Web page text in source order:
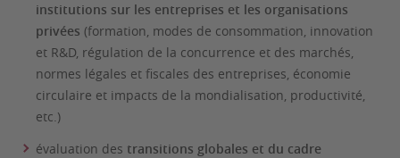
institutions sur les entreprises et les organisations
privées (formation, modes de consommation, innovation
et R&D, régulation de la concurrence et des marchés,
normes légales et fiscales des entreprises, économie
circulaire et impacts de la mondialisation, productivité,
etc.)
évaluation des transitions globales et du cadre